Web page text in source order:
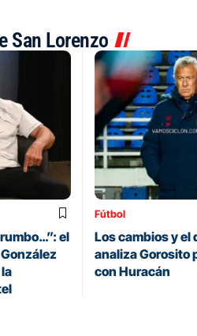
San Lorenzo
el
Fútbol
Los cambios y el
analiza Gorosito
con Huracán